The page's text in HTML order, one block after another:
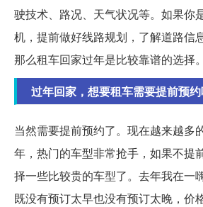
驶技术、路况、天气状况等。如果你
机，提前做好线路规划，了解道路信
那么租车回家过年是比较靠谱的选择。
过年回家，想要租车需要提前预
当然需要提前预约了。现在越来越多
年，热门的车型非常抢手，如果不提
择一些比较贵的车型了。去年我在一
既没有预订太早也没有预订太晚，价